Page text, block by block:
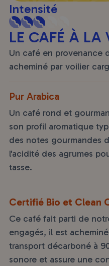
LE CAFÉ À LA
Un café en provenance
acheminé par voilier
Intensité
Pur Arabica
Un café rond et
son profil aromatique
des notes gourmandes
l'acidité des agrumes
tasse.
Certifié Bio et Clean
Ce café fait parti de
engagés, il est
transport décarboné à
sonore et assure une